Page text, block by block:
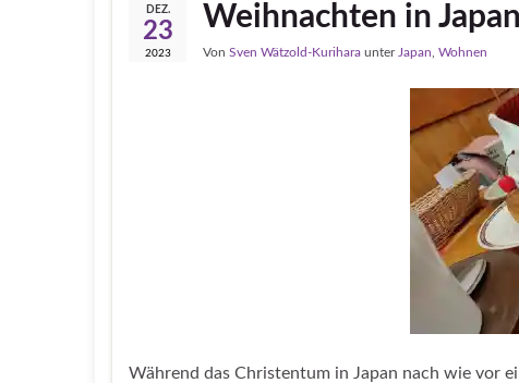
DEZ.
23
2023
Weihnachten in Japan
Von Sven Wätzold-Kurihara unter Japan Wohnen
Während das Christentum in Japan nach wie vor